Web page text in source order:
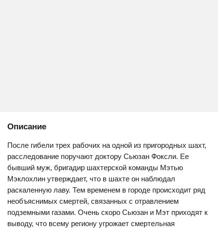
Описание
После гибели трех рабочих на одной из пригородных шахт,
расследование поручают доктору Сьюзан Фоксли. Ее
бывший муж, бригадир шахтерской команды Мэтью
Мэклохлин утверждает, что в шахте он наблюдал
раскаленную лаву. Тем временем в городе происходит ряд
необъяснимых смертей, связанных с отравлением
подземными газами. Очень скоро Сьюзан и Мэт приходят к
выводу, что всему региону угрожает смертельная